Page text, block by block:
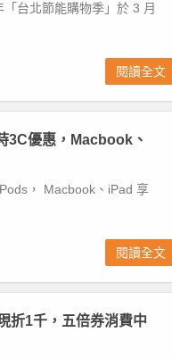
台北節能購物季」於 3 月
閱讀全文
3C優惠，Macbook、
， Macbook、iPad 享
閱讀全文
折1千，五倍券消費中